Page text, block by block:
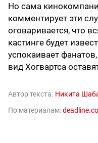
Но сама
комментирует эти
оговаривается, что
кастинге будет
успокаивает
вид Хогвартса
Автор текста: Никита
По материалам: